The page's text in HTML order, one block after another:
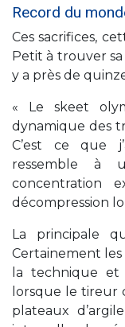
Record du
Ces sacrifices,
Petit à trouver sa
y a près de
« Le skeet
dynamique des
C’est ce que
ressemble à
concentration
décompression
La principale
Certainement les
la technique et
lorsque le tireur
plateaux